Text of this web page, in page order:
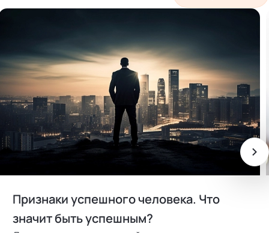
Признаки успешного человека. Что
значит быть успешным?